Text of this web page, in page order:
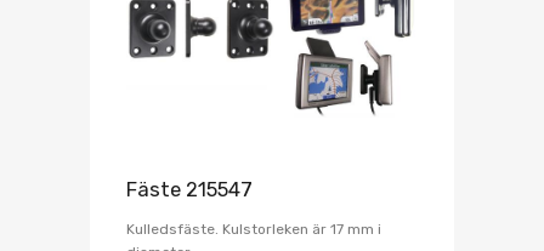
Fäste 215547
Kulledsfäste. Kulstorleken är 17 mm i